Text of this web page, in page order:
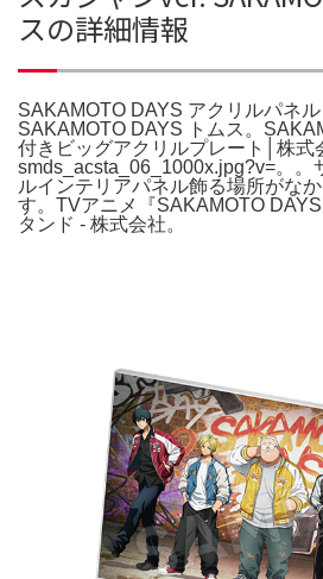
スの詳細情報
SAKAMOTO DAYS アクリルパネ
SAKAMOTO DAYS トムス。
付きビッグアクリルプレート│株式
smds_acsta_06_1000x.jpg?v=。。
ルインテリアパネル飾る場所がな
す。TVアニメ『SAKAMOTO
タンド - 株式会社。